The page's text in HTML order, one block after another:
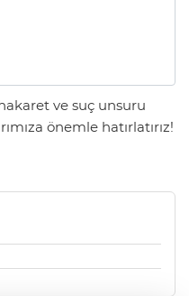
ve suç unsuru
önemle hatırlatırız!